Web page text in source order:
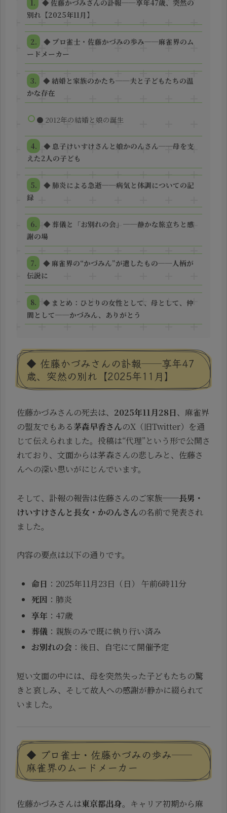
◆ 佐藤かづみさんの訃報──享年47歳、突然の
別れ【2025年11月】
◆ プロ雀士・佐藤かづみの歩み──麻雀界のム
ードメーカー
◆ 結婚と家族のかたち──夫と子どもたちの温
かな存在
● 2012年の結婚と娘の誕生
◆ 息子けいすけさんと娘かのんさん──母を支
えた2人の子ども
◆ 肺炎による急逝──病気と体調についての記
録
◆ 葬儀と「お別れの会」──静かな旅立ちと感
謝の場
◆ 麻雀界の“かづみん”が遺したもの──人柄が
伝説に
◆ まとめ：ひとりの女性として、母として、仲
間として──かづみん、ありがとう
◆ 佐藤かづみさんの訃報──享年47
歳、突然の別れ【2025年11月】
佐藤かづみさんの死去は、 2025年11月28日、麻雀界
の盟友でもある茅森早香さんのX（旧Twitter）を通
じて伝えられました。投稿は“代理”という形で公開さ
れており、文面からは茅森さんの悲しみと、佐藤さ
んへの深い思いがにじんでいます。
そして、訃報の報告は佐藤さんのご家族──長男・
けいすけさんと長女・かのんさんの名前で発表され
ました。
内容の要点は以下の通りです。
命日 ：2025年11月23日（日） 午前6時11分
死因 ：肺炎
享年 ：47歳
葬儀 ：親族のみで既に執り行い済み
お別れの会 ：後日、自宅にて開催予定
短い文面の中には、母を突然失った子どもたちの驚
きと哀しみ、そして故人への感謝が静かに綴られて
いました。
◆ プロ雀士・佐藤かづみの歩み──
麻雀界のムードメーカー
佐藤かづみさんは東京都出身。キャリア初期から麻